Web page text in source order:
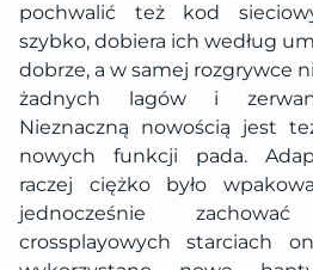
pochwalić też kod
szybko, dobiera ich według
dobrze, a w samej rozgrywce
żadnych lagów i
Nieznaczną nowością jest
nowych funkcji pada.
raczej ciężko było
jednocześnie
crossplayowych starciach